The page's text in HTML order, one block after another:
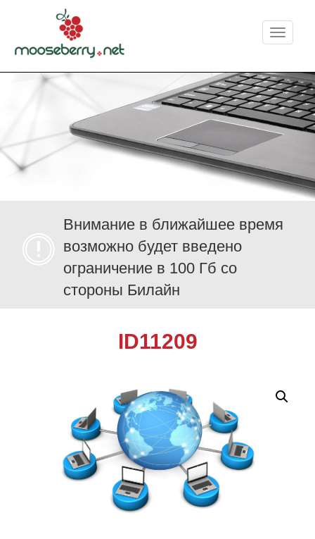
Меню
Внимание в ближайшее время
возможно будет введено
ограничение в 100 Гб со
стороны Билайн
ID11209